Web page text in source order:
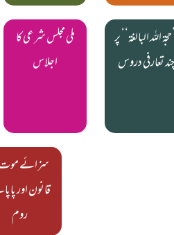
’’حجۃ اللہ البالغۃ‘‘ پر
تعارفی دروس
ملی مجلس شرعی کا
اجلاس
سزائے موت
قانون اور
روم